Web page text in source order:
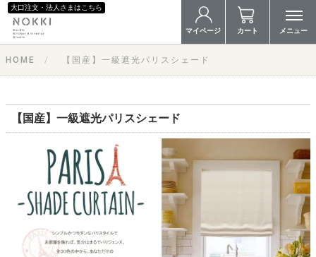
大口注文・法人さまはこちら
マイページ カート メニュー
HOME 【国産】一級遮光パリスシェード
【国産】一級遮光パリスシェード